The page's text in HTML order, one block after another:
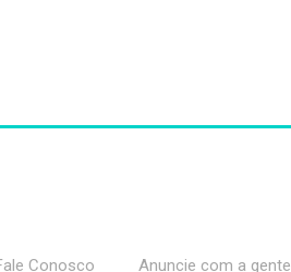
Conosco Anuncie com a gente